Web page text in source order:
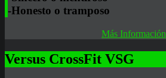
-Honesto o tramposo
Más Información
Versus CrossFit VSG